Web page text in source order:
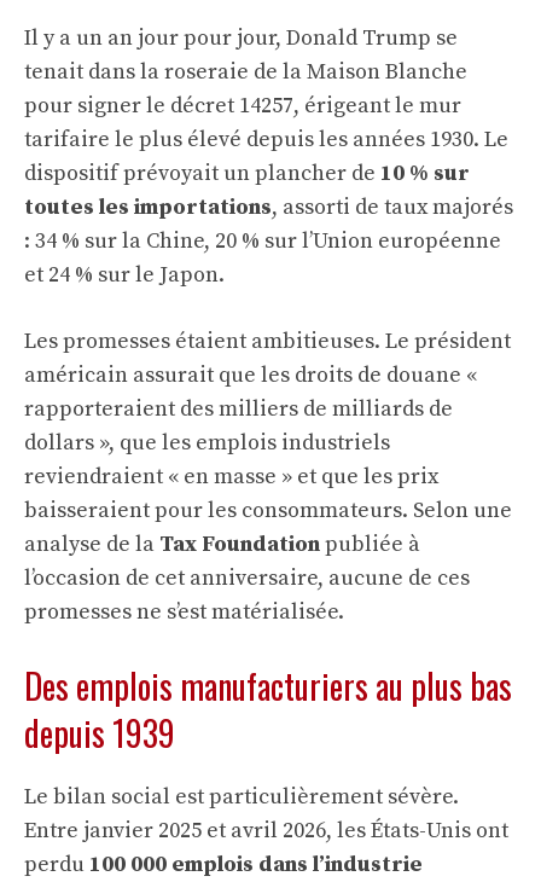
Il y a un an jour pour jour, Donald Trump se
tenait dans la roseraie de la Maison Blanche
pour signer le décret 14257, érigeant le mur
tarifaire le plus élevé depuis les années 1930. Le
dispositif prévoyait un plancher de 10 % sur
toutes les importations, assorti de taux majorés
: 34 % sur la Chine, 20 % sur l’Union européenne
et 24 % sur le Japon.
Les promesses étaient ambitieuses. Le président
américain assurait que les droits de douane «
rapporteraient des milliers de milliards de
dollars », que les emplois industriels
reviendraient « en masse » et que les prix
baisseraient pour les consommateurs. Selon une
analyse de la Tax Foundationpubliée à
l’occasion de cet anniversaire, aucune de ces
promesses ne s’est matérialisée.
Des emplois manufacturiers au plus bas
depuis 1939
Le bilan social est particulièrement sévère.
Entre janvier 2025 et avril 2026, les États-Unis ont
perdu 100 000 emplois dans l’industrie